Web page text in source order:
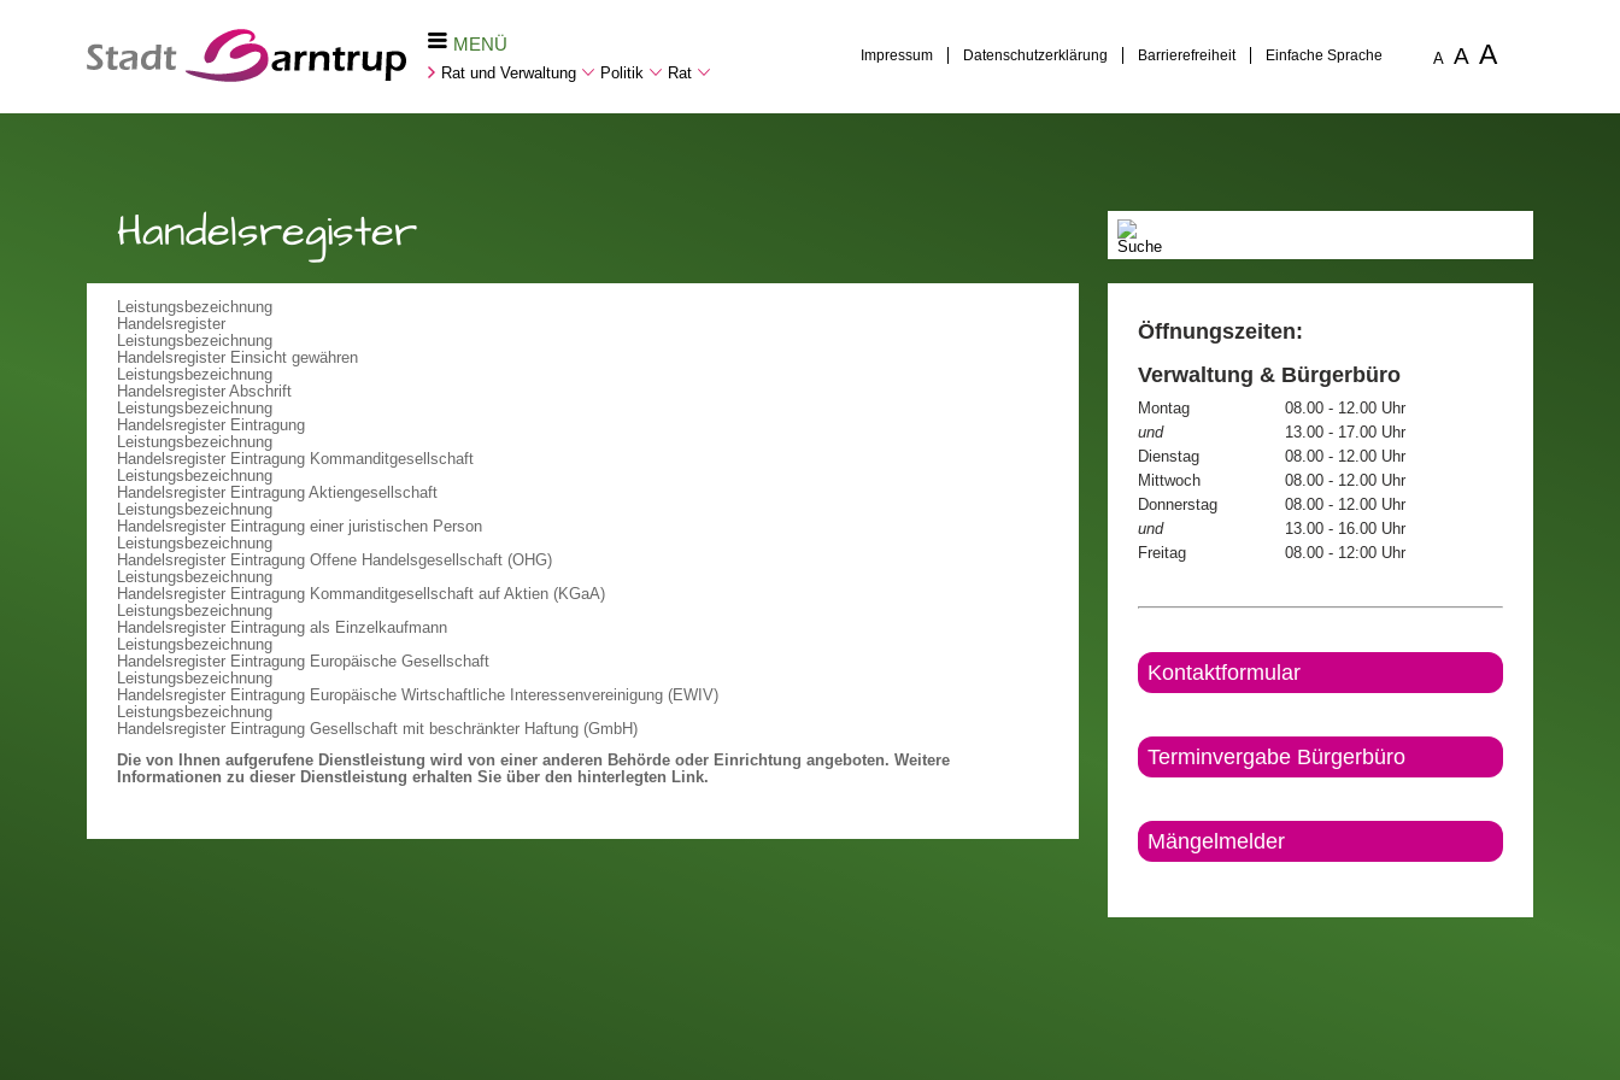
MENÜ
Rat und Verwaltung Politik Rat
Impressum Datenschutzerklärung Barrierefreiheit Einfache Sprache A A A
Handelsregister
Leistungsbezeichnung
Handelsregister
Leistungsbezeichnung
Handelsregister Einsicht gewähren
Leistungsbezeichnung
Handelsregister Abschrift
Leistungsbezeichnung
Handelsregister Eintragung
Leistungsbezeichnung
Handelsregister Eintragung Kommanditgesellschaft
Leistungsbezeichnung
Handelsregister Eintragung Aktiengesellschaft
Leistungsbezeichnung
Handelsregister Eintragung einer juristischen Person
Leistungsbezeichnung
Handelsregister Eintragung Offene Handelsgesellschaft (OHG)
Leistungsbezeichnung
Handelsregister Eintragung Kommanditgesellschaft auf Aktien (KGaA)
Leistungsbezeichnung
Handelsregister Eintragung als Einzelkaufmann
Leistungsbezeichnung
Handelsregister Eintragung Europäische Gesellschaft
Leistungsbezeichnung
Handelsregister Eintragung Europäische Wirtschaftliche Interessenvereinigung (EWIV)
Leistungsbezeichnung
Handelsregister Eintragung Gesellschaft mit beschränkter Haftung (GmbH)
Die von Ihnen aufgerufene Dienstleistung wird von einer anderen Behörde oder Einrichtung angeboten. Weitere
Informationen zu dieser Dienstleistung erhalten Sie über den hinterlegten Link.
Öffnungszeiten:
Verwaltung & Bürgerbüro
Montag
08.00 - 12.00 Uhr
und
13.00 - 17.00 Uhr
Dienstag
08.00 - 12.00 Uhr
Mittwoch
08.00 - 12.00 Uhr
Donnerstag
08.00 - 12.00 Uhr
und
13.00 - 16.00 Uhr
Freitag
08.00 - 12:00 Uhr
Kontaktformular
Terminvergabe Bürgerbüro
Mängelmelder